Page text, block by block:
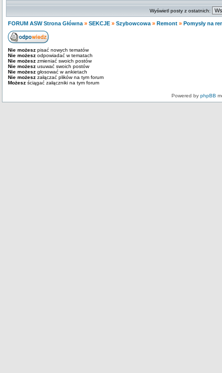
Wyświetl posty z ostatnich:
FORUM ASW Strona Główna » SEKCJE » Szybowcowa » Remont » Pomysły na
Nie możesz pisać nowych tematów
Nie możesz odpowiadać w tematach
Nie możesz zmieniać swoich postów
Nie możesz usuwać swoich postów
Nie możesz głosować w ankietach
Nie możesz załączać plików na tym forum
Możesz ściągać załączniki na tym forum
Powered by phpBB